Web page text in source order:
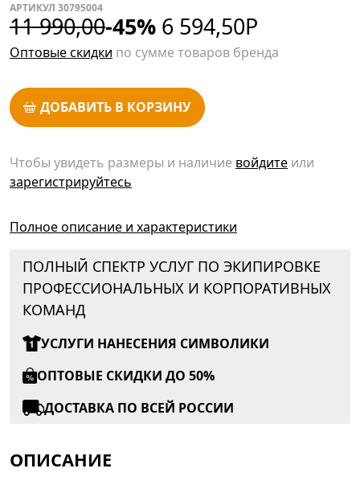
АРТИКУЛ 30795004
11 990,00-45% 6 594,50Р
Оптовые скидки по сумме товаров бренда
ДОБАВИТЬ В КОРЗИНУ
Чтобы увидеть размеры и наличие войдите или
зарегистрируйтесь
Полное описание и характеристики
ПОЛНЫЙ СПЕКТР УСЛУГ ПО ЭКИПИРОВКЕ
ПРОФЕССИОНАЛЬНЫХ И КОРПОРАТИВНЫХ
КОМАНД
УСЛУГИ НАНЕСЕНИЯ СИМВОЛИКИ
ОПТОВЫЕ СКИДКИ ДО 50%
ДОСТАВКА ПО ВСЕЙ РОССИИ
ОПИСАНИЕ